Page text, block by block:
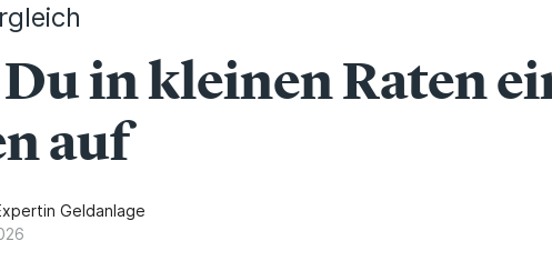
in kleinen Raten
auf
Geldanlage